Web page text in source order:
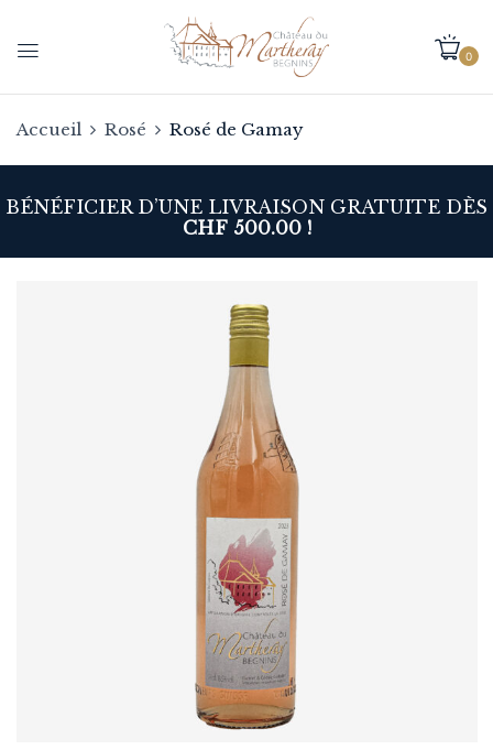
0
Accueil Rosé Rosé de Gamay
BÉNÉFICIER D’UNE LIVRAISON GRATUITE DÈS
CHF 500.00 !